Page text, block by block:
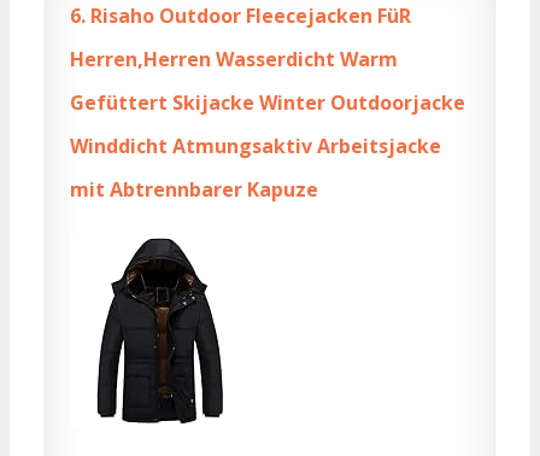
6. Risaho Outdoor Fleecejacken FüR
Herren,Herren Wasserdicht Warm
Gefüttert Skijacke Winter Outdoorjacke
Winddicht Atmungsaktiv Arbeitsjacke
mit Abtrennbarer Kapuze